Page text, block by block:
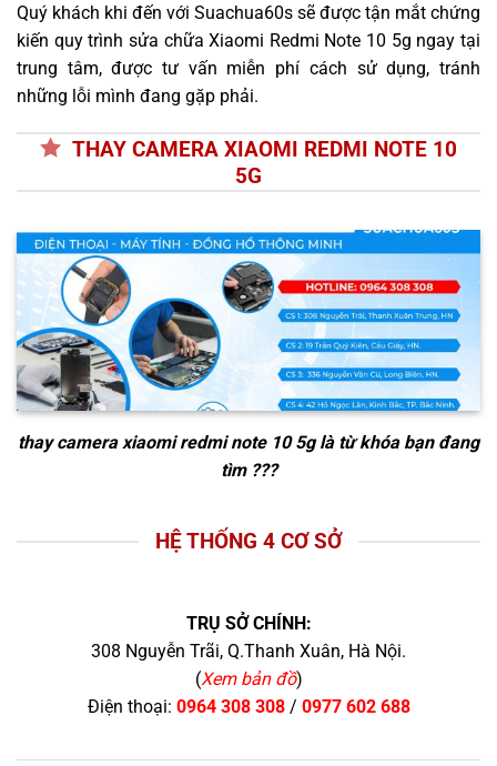
Quý khách khi đến với Suachua60s sẽ được tận mắt chứng
kiến quy trình sửa chữa Xiaomi Redmi Note 10 5g ngay tại
trung tâm, được tư vấn miễn phí cách sử dụng, tránh
những lỗi mình đang gặp phải.
THAY CAMERA XIAOMI REDMI NOTE 10
5G
thay camera xiaomi redmi note 10 5glà từ khóa bạn đang
tìm ???
HỆ THỐNG 4 CƠ SỞ
TRỤ SỞ CHÍNH:
308 Nguyễn Trãi, Q.Thanh Xuân, Hà Nội.
(Xem bản đồ)
Điện thoại: 0964 308 308/ 0977 602 688